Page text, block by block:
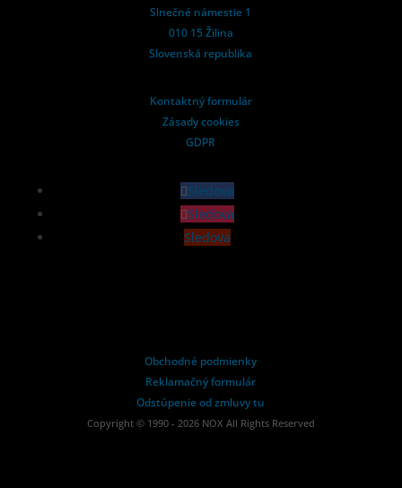
Slnečné námestie 1
010 15 Žilina
Slovenská republika
Kontaktný formulár
Zásady cookies
GDPR
Sledova
Sledova
Sledova
Obchodné podmienky
Reklamačný formulár
Odstúpenie od zmluvy tu
Copyright © 1990 - 2026 NOX All Rights Reserved